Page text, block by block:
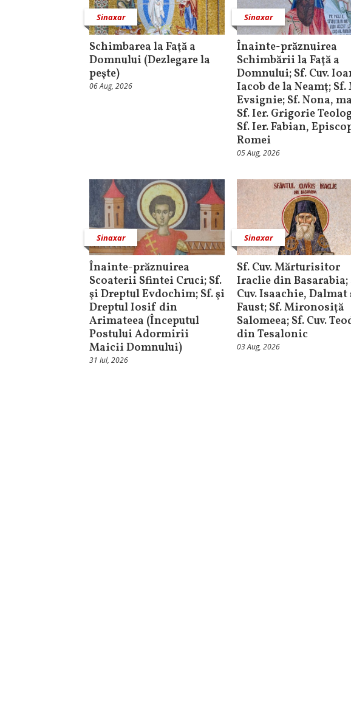
Sinaxar
Schimbarea la Faţă a
Domnului (Dezlegare la
peşte)
06 Aug, 2026
Sinaxar
Înainte-prăznuirea
Schimbării la Faţă a
Domnului; Sf. Cuv.
Iacob de la Neamţ; Sf.
Evsignie; Sf. Nona,
Sf. Ier. Grigorie
Sf. Ier. Fabian,
Romei
05 Aug, 2026
Sinaxar
Înainte-prăznuirea
Scoaterii Sfintei Cruci; Sf.
şi Dreptul Evdochim; Sf. şi
Dreptul Iosif din
Arimateea (Începutul
Postului Adormirii
Maicii Domnului)
31 Iul, 2026
Sinaxar
Sf. Cuv. Mărturisitor
Iraclie din Basarabia;
Cuv. Isaachie, Dalmat
Faust; Sf. Mironosiţă
Salomeea; Sf. Cuv.
din Tesalonic
03 Aug, 2026